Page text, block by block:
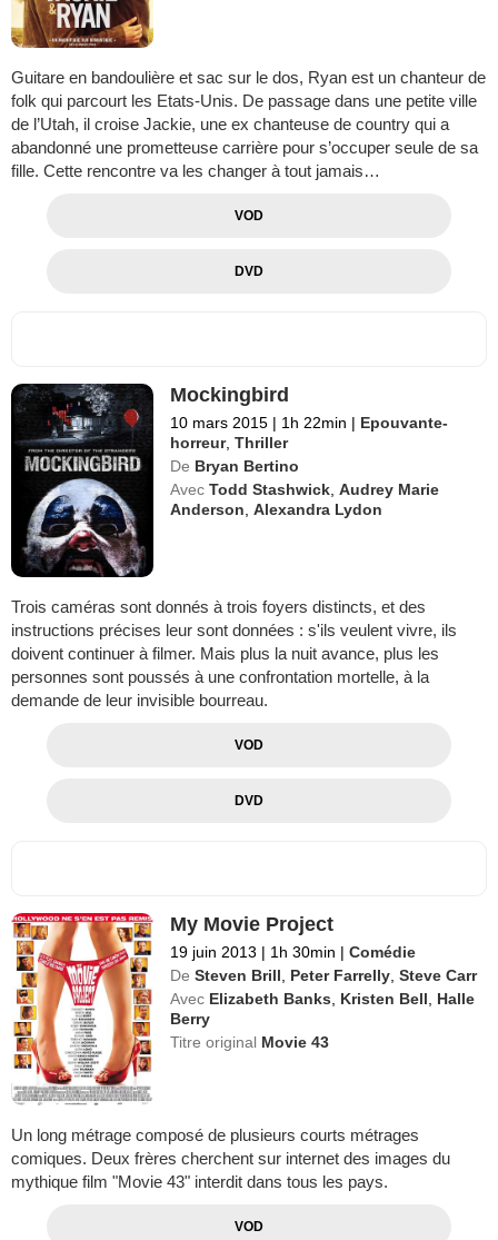
Guitare en bandoulière et sac sur le dos, Ryan est un chanteur de
folk qui parcourt les Etats-Unis. De passage dans une petite ville
de l’Utah, il croise Jackie, une ex chanteuse de country qui a
abandonné une prometteuse carrière pour s’occuper seule de sa
fille. Cette rencontre va les changer à tout jamais…
VOD
DVD
Mockingbird
10 mars 2015 | 1h 22min | Epouvante-
horreur,Thriller
De Bryan Bertino
Avec Todd Stashwick ,Audrey Marie
Anderson ,Alexandra Lydon
Trois caméras sont donnés à trois foyers distincts, et des
instructions précises leur sont données : s'ils veulent vivre, ils
doivent continuer à filmer. Mais plus la nuit avance, plus les
personnes sont poussés à une confrontation mortelle, à la
demande de leur invisible bourreau.
VOD
DVD
My Movie Project
19 juin 2013 | 1h 30min | Comédie
De Steven Brill Peter Farrelly ,Steve Carr
Avec Elizabeth Banks Kristen Bell
Halle
Berry
Titre original Movie 43
Un long métrage composé de plusieurs courts métrages
comiques. Deux frères cherchent sur internet des images du
mythique film "Movie 43" interdit dans tous les pays.
VOD